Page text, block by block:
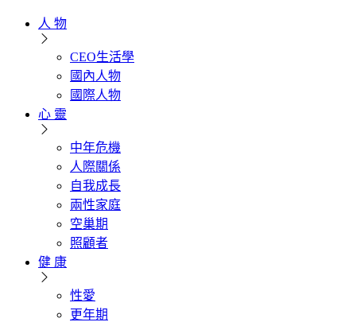
人 物
CEO生活學
國內人物
國際人物
心 靈
中年危機
人際關係
自我成長
兩性家庭
空巢期
照顧者
健 康
性愛
更年期